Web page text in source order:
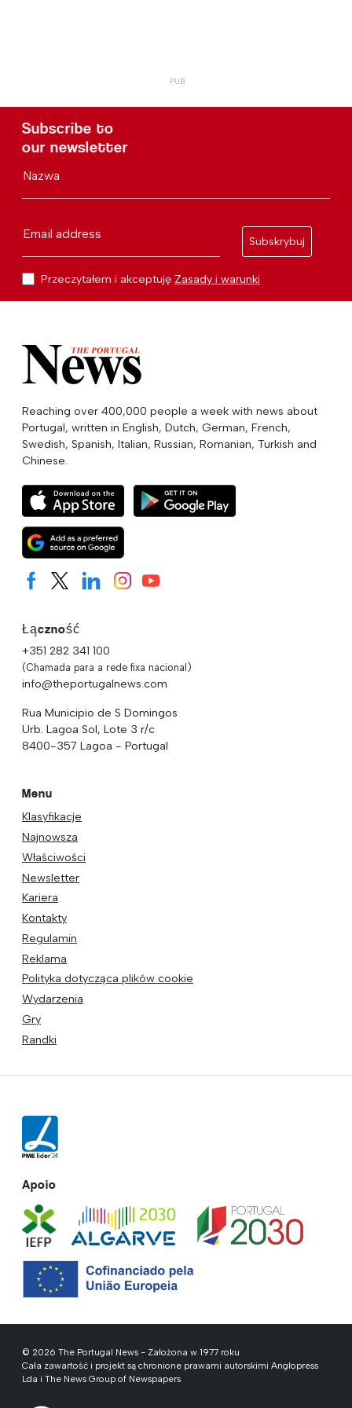
Subscribe to
our newsletter
Nazwa
Email address
Subskrybuj
Przeczytałem i akceptuję Zasady i warunki
Reaching over 400,000 people a week with news about
Portugal, written in English, Dutch, German, French,
Swedish, Spanish, Italian, Russian, Romanian, Turkish and
Chinese.
Łączność
+351 282 341 100
(Chamada para a rede fixa nacional)
info@theportugalnews.com
Rua Municipio de S Domingos
Urb. Lagoa Sol, Lote 3 r/c
8400-357 Lagoa - Portugal
Menu
Klasyfikacje
Najnowsza
Właściwości
Newsletter
Kariera
Kontakty
Regulamin
Reklama
Polityka dotycząca plików cookie
Wydarzenia
Gry
Randki
Apoio
© 2026 The Portugal News - Założona w 1977 roku
Cała zawartość i projekt są chronione prawami autorskimi Anglopress
Lda i The News Group of Newspapers